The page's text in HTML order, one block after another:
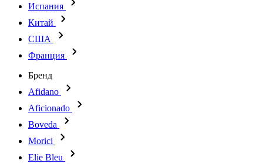
Испания
Китай
США
Франция
Бренд
Afidano
Aficionado
Boveda
Morici
Elie Bleu